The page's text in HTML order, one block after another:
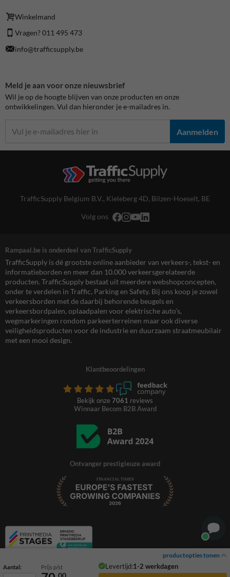
productopties tonen
Aantal: Prijs p/st Levertijd:1-2 werkdagen
00
Winkelmand
Vragen? 011 495 473
info@trafficsupply.be
Meld je aan voor onze nieuwsbrief
Wil je op de hoogte blijven van onze producten en onze
ontwikkelingen. Vul dan hieronder je e-mailadres in.
Aanmelden
TrafficSupply Belgium B.V., Kieleberg 4D, Bilzen-Hoeselt, BE
Volg ons
Rampaal.be is onderdeel van TrafficSupply
TrafficSupply is dé grootste online aanbieder van verkeers-, tekst- en
informatieborden en meer dan 10.000 verkeersgerelateerde
producten. TrafficSupply bestaat uit meerdere webshopconcepten,
onder te verdelen in Traffic, Parking en Safety. Bij ons koop je zowel
verkeersborden met de daarbij behorende beugels en
verkeersbordpalen, oplaadpalen voor elektrische auto’s,
wegmarkeringen rondom parkeerterreinen maar ook diverse
veiligheidsproducten voor de industrie en duurzaam straatmeubilair
met een mooi design.
Klantbeoordelingen
Bekijk onze 7061 reviews
Winnaar Becom B2B Award
Ontvanger prestigieuze award